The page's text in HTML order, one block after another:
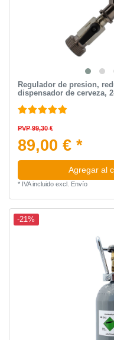
Regulador de presion,
dispensador de cerveza,
PVP 99,30 €
89,00 € *
Agregar al
* IVA incluidoexcl. Envío
-21%